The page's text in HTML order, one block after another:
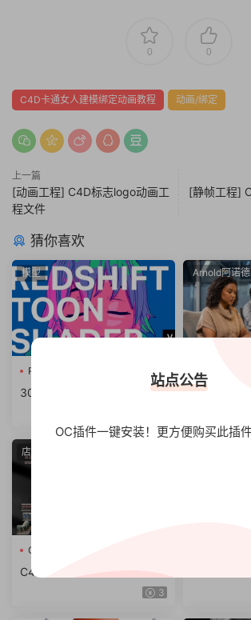
0 0
C4D卡通女人建模绑定动画教程 动画/绑定
上一篇
[动画工程] C4D标志logo动画工
程文件
[静帧工程]
猜你喜欢
模型
Redshift卡通
30组C4D Redshift卡通着色
Arnold阿诺德
C4D插件
阿诺德渲染
a 4D To
N/NoLM
店面
C4D模型
C4D商店门面店铺模型素材
max obj fbx ma KitBash3D3
C4D 3d
东方古建
站点公告
OC插件一键安装！更方便购买此插